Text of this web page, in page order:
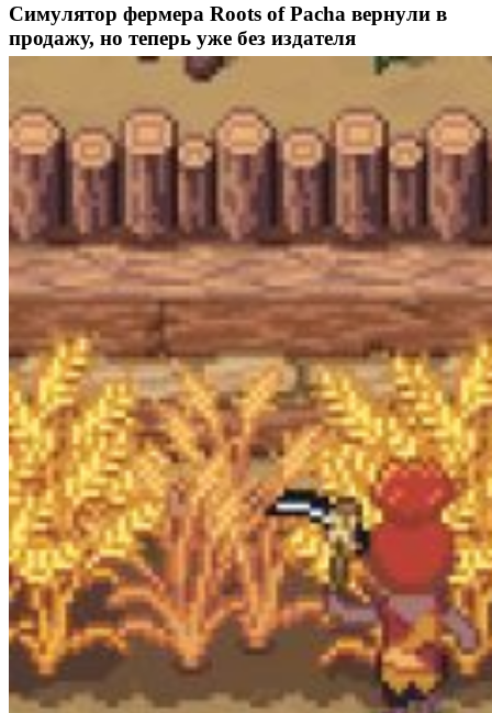
Симулятор фермера Roots of Pacha вернули в
продажу, но теперь уже без издателя